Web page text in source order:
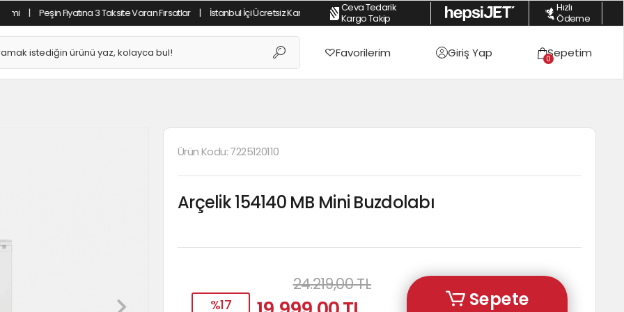
Peşin Fiyatına 3 Taksite Varan Fırsatlar | İstanbul İçi Ücretsiz Kargo | Tüm Alışverişlerde %2 Havale İndirimi | Peşin Fiyatına 3 Taksite Varan Fırsatlar
Ceva Tedarik
Kargo Takip
Hızlı
Ödeme
Favorilerim Giriş Yap 0Sepetim
Ürün Kodu:7225120110
Arçelik 154140 MB Mini Buzdolabı
%17
24.219,00 TL
Sepete